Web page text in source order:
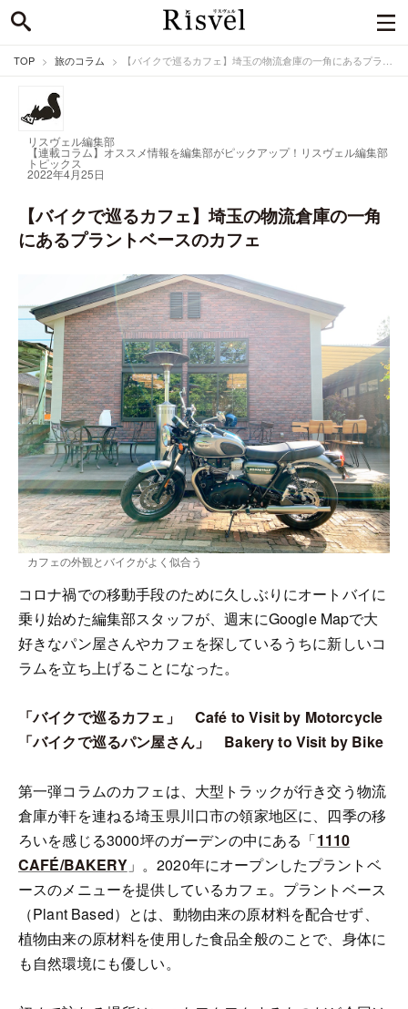
TOP 旅のコラム 【バイクで巡るカフェ】埼玉の物流倉庫の一角にあるプラントベースのカフェ
リスヴェル編集部
【連載コラム】オススメ情報を編集部がピックアップ！ リスヴェル編集部
トピックス
2022年4月25日
【バイクで巡るカフェ】埼玉の物流倉庫の一角
にあるプラントベースのカフェ
カフェの外観とバイクがよく似合う
コロナ禍での移動手段のために久しぶりにオートバイに
乗り始めた編集部スタッフが、週末にGoogle Mapで大
好きなパン屋さんやカフェを探しているうちに新しいコ
ラムを立ち上げることになった。
「バイクで巡るカフェ」 Café to Visit by Motorcycle
「バイクで巡るパン屋さん」 Bakery to Visit by Bike
第一弾コラムのカフェは、大型トラックが行き交う物流
倉庫が軒を連ねる埼玉県川口市の領家地区に、四季の移
ろいを感じる3000坪のガーデンの中にある「1110
CAFÉ/BAKERY」。2020年にオープンしたプラントベ
ースのメニューを提供しているカフェ。プラントベース
（Plant Based）とは、動物由来の原材料を配合せず、
植物由来の原材料を使用した食品全般のことで、身体に
も自然環境にも優しい。